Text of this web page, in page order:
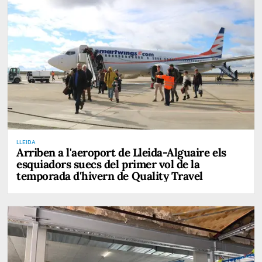
LLEIDA
Arriben a l'aeroport de Lleida-Alguaire els
esquiadors suecs del primer vol de la
temporada d'hivern de Quality Travel